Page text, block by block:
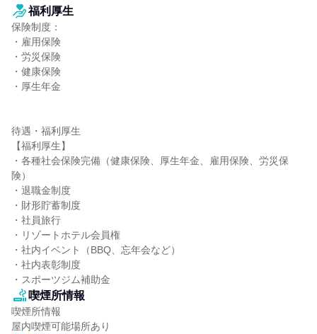
福利厚生
保険制度：
・雇用保険
・労災保険
・健康保険
・厚生年金
待遇・福利厚生
【福利厚生】
・各種社会保険完備（健康保険、厚生年金、雇用保険、労災保
険）
・退職金制度
・財形貯蓄制度
・社員旅行
・リゾートホテル会員権
・社内イベント（BBQ、忘年会など）
・社内表彰制度
・スポーツジム補助金
喫煙所情報
喫煙所情報
屋内喫煙可能場所あり